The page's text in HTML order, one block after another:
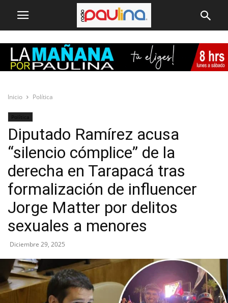
Inicio Política
Política
Diputado Ramírez acusa
“silencio cómplice” de la
derecha en Tarapacá tras
formalización de influencer
Jorge Matter por delitos
sexuales a menores
Diciembre 29, 2025